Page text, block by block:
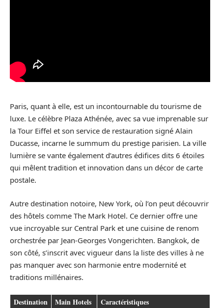
Paris, quant à elle, est un incontournable du tourisme de
luxe. Le célèbre Plaza Athénée, avec sa vue imprenable sur
la Tour Eiffel et son service de restauration signé Alain
Ducasse, incarne le summum du prestige parisien. La ville
lumière se vante également d’autres édifices dits 6 étoiles
qui mêlent tradition et innovation dans un décor de carte
postale.
Autre destination notoire, New York, où l’on peut découvrir
des hôtels comme The Mark Hotel. Ce dernier offre une
vue incroyable sur Central Park et une cuisine de renom
orchestrée par Jean-Georges Vongerichten. Bangkok, de
son côté, s’inscrit avec vigueur dans la liste des villes à ne
pas manquer avec son harmonie entre modernité et
traditions millénaires.
Destination Main Hotels Caractéristiques